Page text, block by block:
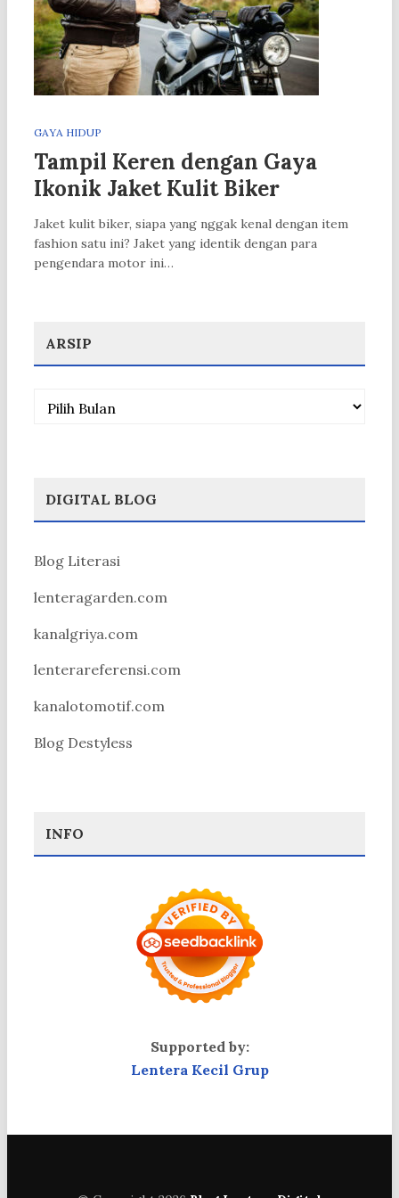
GAYA HIDUP
Tampil Keren dengan Gaya
Ikonik Jaket Kulit Biker
Jaket kulit biker, siapa yang nggak kenal dengan item
fashion satu ini? Jaket yang identik dengan para
pengendara motor ini…
ARSIP
Arsip
DIGITAL BLOG
Blog Literasi
lenteragarden.com
kanalgriya.com
lenterareferensi.com
kanalotomotif.com
Blog Destyless
INFO
Supported by:
Lentera Kecil Grup